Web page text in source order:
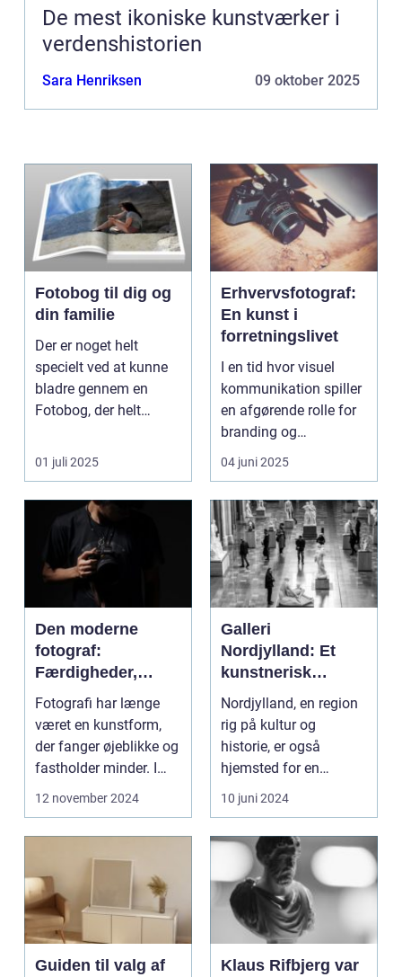
De mest ikoniske kunstværker i
verdenshistorien
Sara Henriksen 09 oktober 2025
Fotobog til dig og
din familie
Der er noget helt
specielt ved at kunne
bladre gennem en
Fotobog, der helt
minde...
01 juli 2025
Erhvervsfotograf:
En kunst i
forretningslivet
I en tid hvor visuel
kommunikation spiller
en afgørende rolle for
branding og
markedsfø...
04 juni 2025
Den moderne
fotograf:
Færdigheder,
teknik og
kreativitet
Fotografi har længe
været en kunstform,
der fanger øjeblikke og
fastholder minder. I
dag, mere end n...
12 november 2024
Galleri
Nordjylland: Et
kunstnerisk
epicenter i det
danske landskab
Nordjylland, en region
rig på kultur og
historie, er også
hjemsted for en
spirende kunstscene.
Regio...
10 juni 2024
Guiden til valg af
Klaus Rifbjerg var